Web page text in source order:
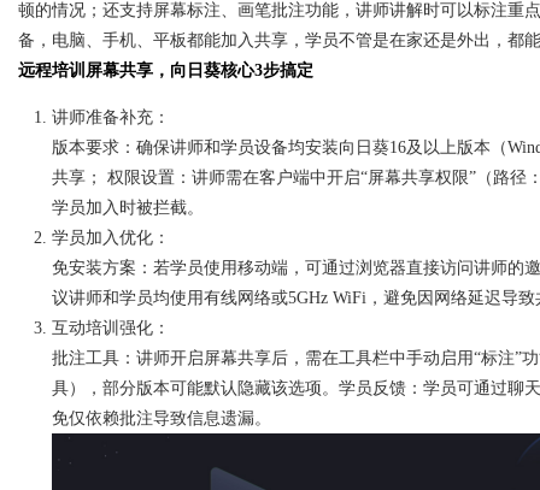
顿的情况；还支持屏幕标注、画笔批注功能，讲师讲解时可以标注重
备，电脑、手机、平板都能加入共享，学员不管是在家还是外出，都
远程培训屏幕共享，向日葵核心3步搞定
讲师准备补充：
版本要求：确保讲师和学员设备均安装向日葵16及以上版本（
共享； 权限设置：讲师需在客户端中开启“屏幕共享权限”（路
学员加入时被拦截。
学员加入优化：
免安装方案：若学员使用移动端，可通过浏览器直接访问讲师的
议讲师和学员均使用有线网络或5GHz WiFi，避免因网络延迟导
互动培训强化：
批注工具：讲师开启屏幕共享后，需在工具栏中手动启用“标注
具），部分版本可能默认隐藏该选项。学员反馈：学员可通过聊
免仅依赖批注导致信息遗漏。